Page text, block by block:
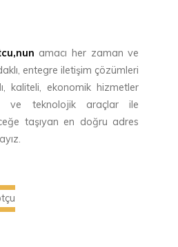
amacı her zaman ve
entegre iletişim çözümleri
kaliteli, ekonomik hizmetler
ve teknolojik araçlar ile
taşıyan en doğru adres